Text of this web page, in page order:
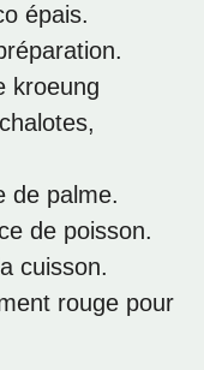
épais.
kroeung
de palme.
de poisson.
cuisson.
rouge pour